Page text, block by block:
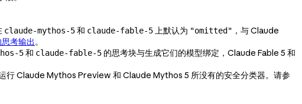
claude-mythos-5和 claude-fable-5上默认为 "omitted" ，与 Claude
考输出。
5和 claude-fable-5 的思考块与生成它们的模型绑定，Claude Fable 5 和
行 Claude Mythos Preview 和 Claude Mythos 5 所没有的安全分类器。请参